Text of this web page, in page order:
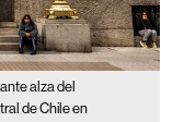
alza del
de Chile en